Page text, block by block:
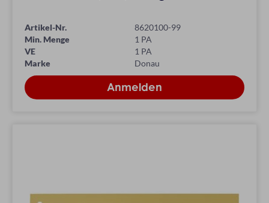
Artikel-Nr.
8620100-99
Min. Menge
1 PA
VE
1 PA
Marke
Donau